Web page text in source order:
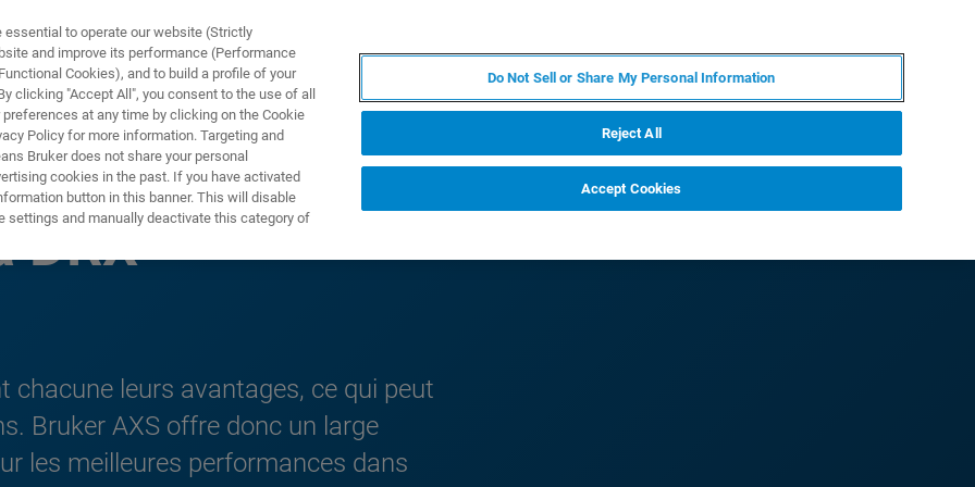
DRX
chacune leurs avantages, ce qui peut
Bruker AXS offre donc un large
les meilleures performances dans
to operate our website (Strictly
and improve its performance (Performance
Cookies), and to build a profile of your
clicking "Accept All", you consent to the use of all
at any time by clicking on the Cookie
Policy for more information. Targeting and
Bruker does not share your personal
cookies in the past. If you have activated
button in this banner. This will disable
settings and manually deactivate this category of
Do Not Sell or Share My Personal Information
Reject All
Accept Cookies